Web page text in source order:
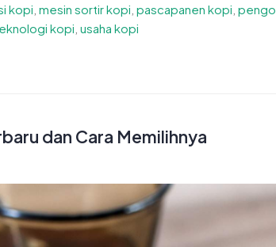
kopi mesin sortir kopi pascapanen kopi
kopi usaha kopi
dan Cara Memilihnya